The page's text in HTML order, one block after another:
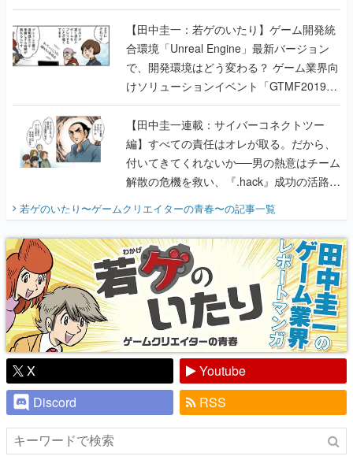
のいたり】
【田中圭一：若ゲのいたり】ゲーム開発統
合環境「Unreal Engine」最新バージョン
で、開発環境はどう変わる？ ゲーム業界向
けソリューションイベント「GTMF2019」
に行って、より理解を深めよう【PR】
【田中圭一連載：サイバーコネクトツー
編】すべての責任はオレが取る。だから、
付いてきてくれないか──男の熱意はチーム
解散の危機を救い、『.hack』成功の活路を
開く。業界の快男児・松山 洋に流れる血は
『少年ジャンプ』色だった【若ゲのいた
り】
若ゲのいたり〜ゲームクリエイターの青春〜の記事一覧
X
Youtube
Discord
RSS